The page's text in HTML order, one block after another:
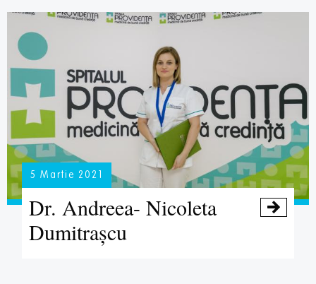
5 Martie 2021

Dr. Andreea- Nicoleta
Dumitrașcu